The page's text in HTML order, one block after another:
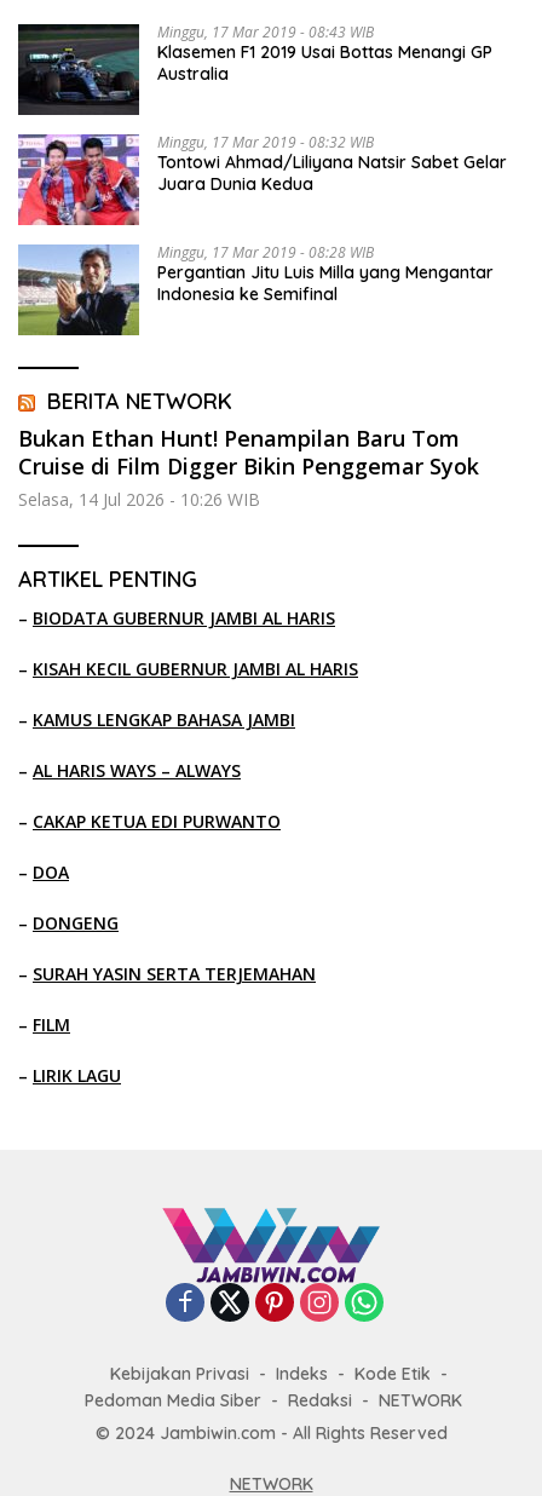
Minggu, 17 Mar 2019 - 08:43 WIB
Klasemen F1 2019 Usai Bottas Menangi GP
Australia
Minggu, 17 Mar 2019 - 08:32 WIB
Tontowi Ahmad/Liliyana Natsir Sabet Gelar
Juara Dunia Kedua
Minggu, 17 Mar 2019 - 08:28 WIB
Pergantian Jitu Luis Milla yang Mengantar
Indonesia ke Semifinal
BERITA NETWORK
Bukan Ethan Hunt! Penampilan Baru Tom
Cruise di Film Digger Bikin Penggemar Syok
Selasa, 14 Jul 2026 - 10:26 WIB
ARTIKEL PENTING
– BIODATA GUBERNUR JAMBI AL HARIS
– KISAH KECIL GUBERNUR JAMBI AL HARIS
– KAMUS LENGKAP BAHASA JAMBI
– AL HARIS WAYS – ALWAYS
– CAKAP KETUA EDI PURWANTO
– DOA
– DONGENG
– SURAH YASIN SERTA TERJEMAHAN
– FILM
– LIRIK LAGU
Kebijakan Privasi Indeks
Kode Etik
Pedoman Media Siber
Redaksi
NETWORK
© 2024 Jambiwin.com - All Rights Reserved
NETWORK